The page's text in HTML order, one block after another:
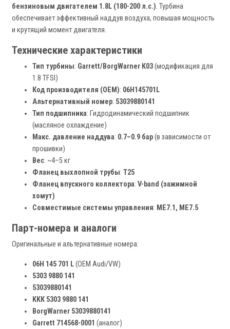
бензиновым двигателем 1.8L (180-200 л.с.). Турбина
обеспечивает эффективный наддув воздуха, повышая мощность
и крутящий момент двигателя.
Технические характеристики
Тип турбины: Garrett/BorgWarner K03(модификация для
1.8 TFSI)
Код производителя (OEM): 06H145701L
Альтернативный номер: 53039880141
Тип подшипника: Гидродинамический подшипник
(масляное охлаждение)
Макс. давление наддува: 0.7–0.9 бар(в зависимости от
прошивки)
Вес: ~4–5 кг
Фланец выхлопной трубы: T25
Фланец впускного коллектора: V-band (зажимной
хомут)
Совместимые системы управления: ME7.1, ME7.5
Парт-номера и аналоги
Оригинальные и альтернативные номера:
06H 145 701 L(OEM Audi/VW)
5303 9880 141
53039880141
KKK 5303 9880 141
BorgWarner 53039880141
Garrett 714568-0001 (аналог)